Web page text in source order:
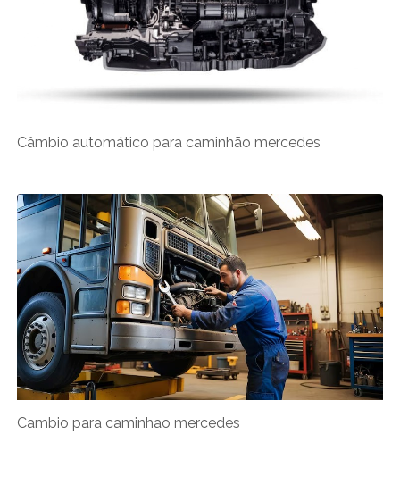
Câmbio automático para caminhão mercedes
Cambio para caminhao mercedes